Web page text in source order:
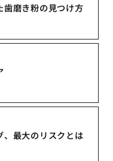
歯磨き粉の見つけ方
、最大のリスクとは